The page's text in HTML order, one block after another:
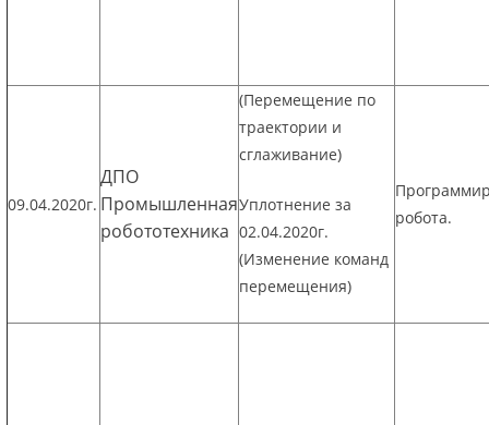
09.04.2020г.
ДПО
Промышленная
робототехника
(Перемещение по
траектории и
сглаживание)
Уплотнение за
02.04.2020г.
(Изменение команд
перемещения)
робота.